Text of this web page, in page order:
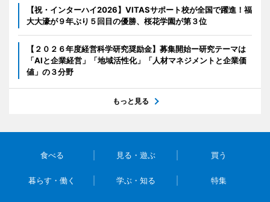
【祝・インターハイ2026】VITASサポート校が全国で躍進！福
大大濠が９年ぶり５回目の優勝、桜花学園が第３位
【２０２６年度経営科学研究奨励金】募集開始ー研究テーマは
「AIと企業経営」「地域活性化」「人材マネジメントと企業価
値」の３分野
もっと見る
食べる 見る・遊ぶ 買う
暮らす・働く 学ぶ・知る 特集